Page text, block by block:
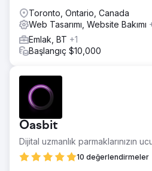
Toronto, Ontario, Canada
Web Tasarımı, Website Bakımı
Emlak, BT +1
Başlangıç $10,000
Oasbit
Dijital uzmanlık parmaklarınızın
10 değerlendirmeler